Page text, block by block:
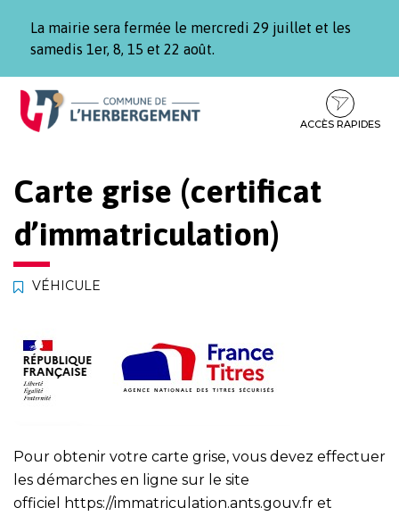
La mairie sera fermée le mercredi 29 juillet et les
samedis 1er, 8, 15 et 22 août.
Aller
Aller
contenu
Aller
pied
ACCÈS RAPIDES
Carte grise (certificat
d’immatriculation)
VÉHICULE
Pour obtenir votre carte grise, vous devez effectuer
les démarches en ligne sur le site
officiel
https://immatriculation.ants.gouv.fr et